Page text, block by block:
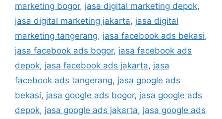
marketing bogor, jasa digital marketing depok,
jasa digital marketing jakarta, jasa digital
marketing tangerang, jasa facebook ads bekasi,
jasa facebook ads bogor, jasa facebook ads
depok, jasa facebook ads jakarta, jasa
facebook ads tangerang, jasa google ads
bekasi, jasa google ads bogor, jasa google ads
depok, jasa google ads jakarta, jasa google ads